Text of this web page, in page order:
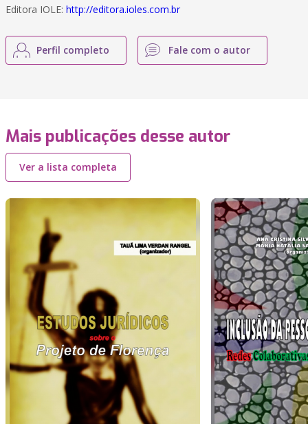
Editora IOLE: http://editora.ioles.com.br
Perfil completo Fale com o autor
Mais publicações desse autor
Ver a lista completa